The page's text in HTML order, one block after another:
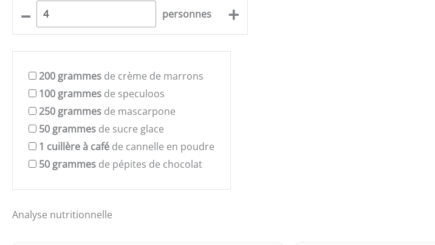
– personnes +
200 grammes de crème de marrons
100 grammes de speculoos
250 grammes de mascarpone
50 grammes de sucre glace
1 cuillère à café de cannelle en poudre
50 grammes de pépites de chocolat
Analyse nutritionnelle